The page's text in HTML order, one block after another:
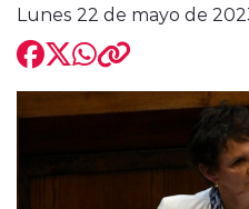
Entrevistas
modo claro
Lunes 22 de mayo de